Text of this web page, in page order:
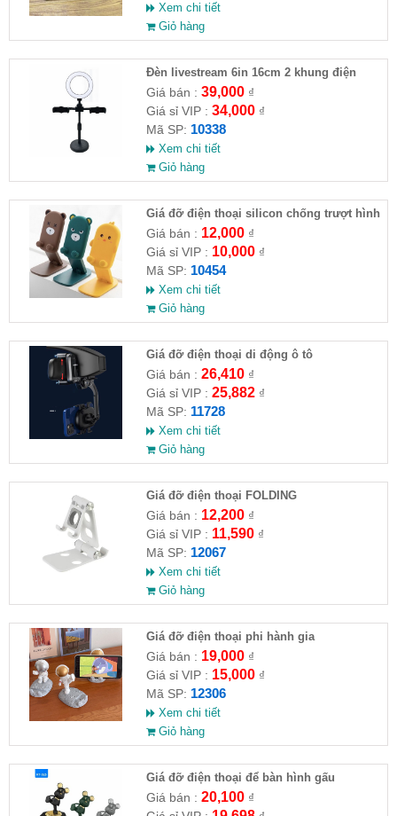
Xem chi tiết
Giỏ hàng
Đèn livestream 6in 16cm 2 khung điện
thoại
Giá bán : 39,000₫
Giá sỉ VIP : 34,000₫
Mã SP: 10338
Xem chi tiết
Giỏ hàng
Giá đỡ điện thoại silicon chống trượt hình
thú
Giá bán : 12,000₫
Giá sỉ VIP : 10,000₫
Mã SP: 10454
Xem chi tiết
Giỏ hàng
Giá đỡ điện thoại di động ô tô
Giá bán : 26,410₫
Giá sỉ VIP : 25,882₫
Mã SP: 11728
Xem chi tiết
Giỏ hàng
Giá đỡ điện thoại FOLDING
Giá bán : 12,200₫
Giá sỉ VIP : 11,590₫
Mã SP: 12067
Xem chi tiết
Giỏ hàng
Giá đỡ điện thoại phi hành gia
Giá bán : 19,000₫
Giá sỉ VIP : 15,000₫
Mã SP: 12306
Xem chi tiết
Giỏ hàng
Giá đỡ điện thoại để bàn hình gấu
Giá bán : 20,100₫